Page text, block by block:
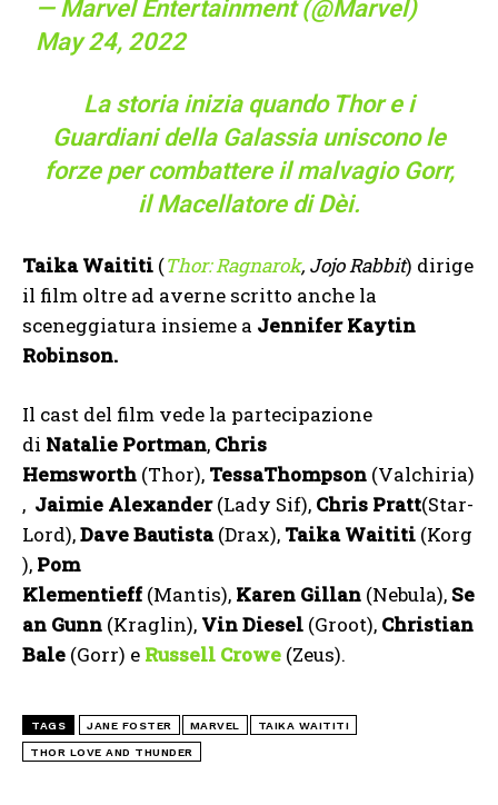
— Marvel Entertainment (@Marvel)
May 24, 2022
La storia inizia quando Thor e i
Guardiani della Galassia uniscono le
forze per combattere il malvagio Gorr,
il Macellatore di Dèi.
Taika Waititi (Thor: Ragnarok, Jojo Rabbit) dirige
il film oltre ad averne scritto anche la
sceneggiatura insieme a Jennifer Kaytin
Robinson.
Il cast del film vede la partecipazione
di Natalie Portman, Chris
Hemsworth (Thor), TessaThompson (Valchiria)
, Jaimie Alexander(Lady Sif), Chris Pratt(Star-
Lord),DaveBautista(Drax), Taika Waititi (Korg
), Pom
Klementieff (Mantis), Karen Gillan (Nebula), Se
an Gunn (Kraglin), Vin Diesel (Groot), Christian
Bale (Gorr) e Russell Crowe (Zeus).
TAGS JANE FOSTER MARVEL TAIKA WAITITI
THOR LOVE AND THUNDER